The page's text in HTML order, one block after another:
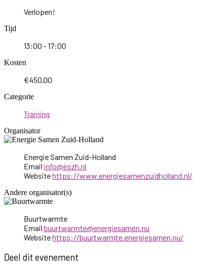
Verlopen!
Tijd
13:00 - 17:00
Kosten
€450,00
Categorie
Training
Organisator
Energie Samen Zuid-Holland
Email info@eszh.nl
Websitehttps://www.energiesamenzuidholland.nl/
Andere organisator(s)
Buurtwarmte
Email buurtwarmte@energiesamen.nu
Websitehttps://buurtwarmte.energiesamen.nu/
Deel dit evenement